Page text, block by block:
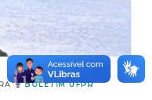
BOLETIM UFPR